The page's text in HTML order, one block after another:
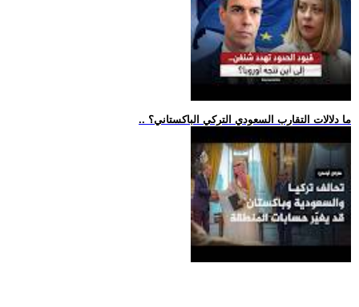
.. ما دلالات التقارب السعودي التركي الباكستاني؟